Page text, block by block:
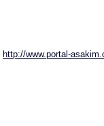
http://www.portal-